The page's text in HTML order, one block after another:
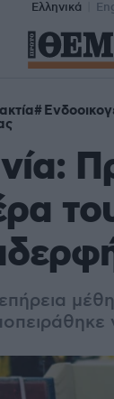
Ελληνικά